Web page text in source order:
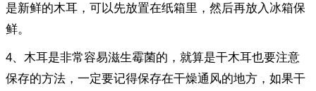
是新鲜的木耳，可以先放置在纸箱里，然后再放入冰箱保
鲜。
4、木耳是非常容易滋生霉菌的，就算是干木耳也要注意
保存的方法，一定要记得保存在干燥通风的地方，如果干